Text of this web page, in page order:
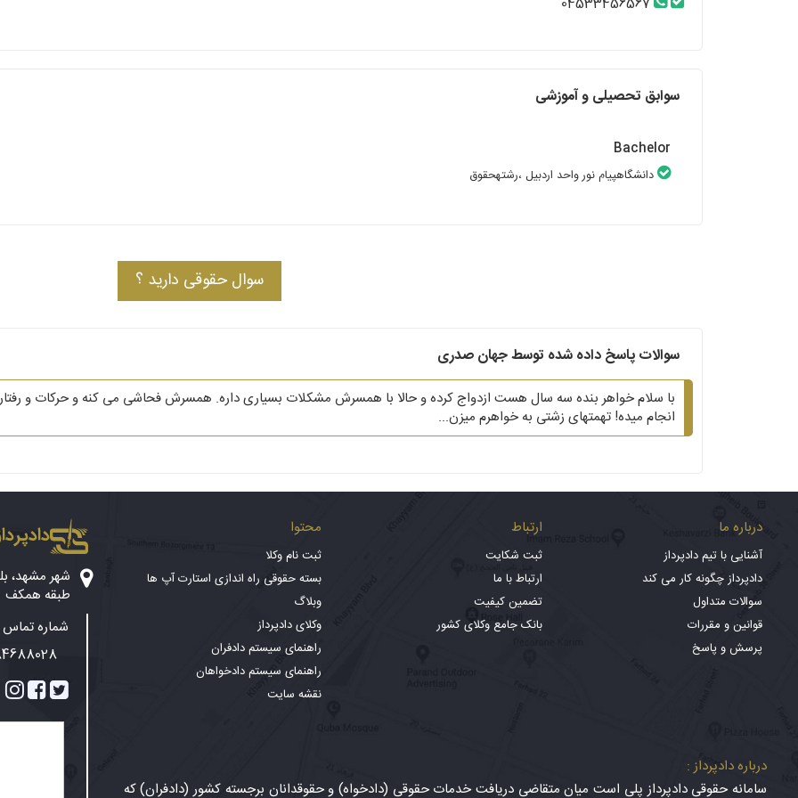
سوابق تحصیلی و آموزشی
Bachelor
دانشگاهپیام نور واحد اردبیل ،رشتهحقوق
سوال حقوقی دارید ؟
سوالات پاسخ داده شده توسط جهان صدری
با سلام خواهر بنده سه سال هست ازدواج کرده و حالا با همسرش مشکلات بسیاری داره. همسرش فحاشی می کنه و حرکات و
انجام میده! تهمتهای زشتی به خواهرم میزن...
درباره ما
آشنایی با تیم دادپرداز
دادپرداز چگونه کار می کند
سوالات متداول
قوانین و مقررات
پرسش و پاسخ
ارتباط
ثبت شکایت
ارتباط با ما
تضمین کیفیت
بانک جامع وکلای کشور
محتوا
ثبت نام وکلا
بسته حقوقی راه اندازی استارت آپ ها
وبلاگ
وکلای دادپرداز
راهنمای سیستم دادفران
راهنمای سیستم دادخواهان
نقشه سایت
درباره دادپرداز :
سامانه حقوقی دادپرداز پلی است میان متقاضی دریافت خدمات حقوقی (دادخواه) و حقوقدانان برجسته کشور (دادفران) که
طبقه همکف
شماره تماس